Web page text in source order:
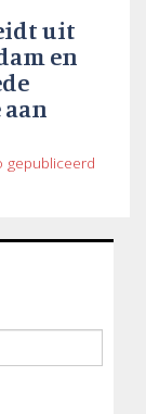
uit
en
gepubliceerd